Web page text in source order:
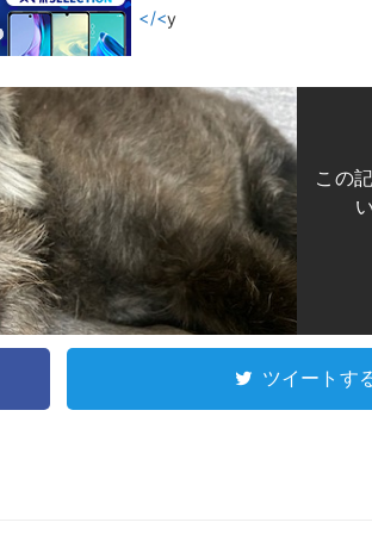
</<y
この
ツイートす